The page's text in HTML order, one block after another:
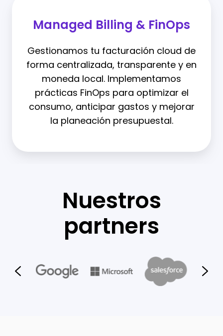
Managed Billing & FinOps
Gestionamos tu facturación cloud de
forma centralizada, transparente y en
moneda local. Implementamos
prácticas FinOps para optimizar el
consumo, anticipar gastos y mejorar
la planeación presupuestal.
Nuestros
partners